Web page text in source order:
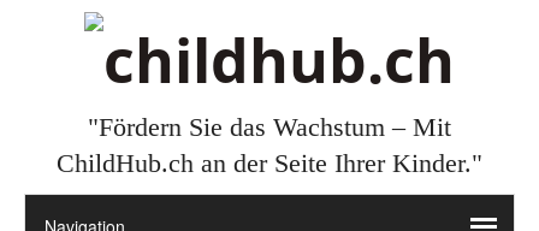
"Fördern Sie das Wachstum – Mit
ChildHub.ch an der Seite Ihrer Kinder."